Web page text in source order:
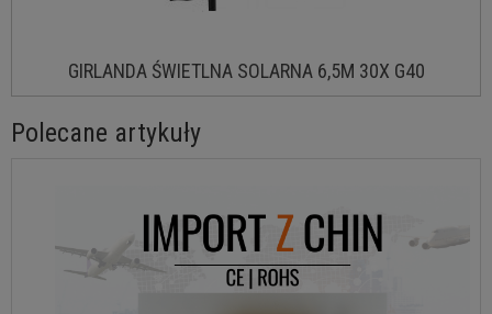
GIRLANDA ŚWIETLNA SOLARNA 6,5M 30X G40
Polecane artykuły